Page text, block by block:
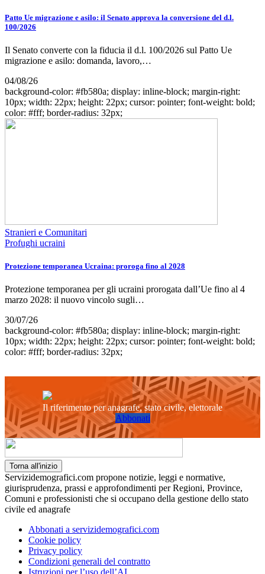
Patto Ue migrazione e asilo: il Senato approva la conversione del d.l.
100/2026
Il Senato converte con la fiducia il d.l. 100/2026 sul Patto Ue
migrazione e asilo: domanda, lavoro,…
04/08/26
background-color: #fb580a; display: inline-block; margin-right:
10px; width: 22px; height: 22px; cursor: pointer; font-weight: bold;
color: #fff; border-radius: 32px;
Stranieri e Comunitari
Profughi ucraini
Protezione temporanea Ucraina: proroga fino al 2028
Protezione temporanea per gli ucraini prorogata dall’Ue fino al 4
marzo 2028: il nuovo vincolo sugli…
30/07/26
background-color: #fb580a; display: inline-block; margin-right:
10px; width: 22px; height: 22px; cursor: pointer; font-weight: bold;
color: #fff; border-radius: 32px;
Il riferimento per anagrafe, stato civile, elettorale
Abbonati
Torna all'inizio
Servizidemografici.com propone notizie, leggi e normative,
giurisprudenza, prassi e approfondimenti per Regioni, Province,
Comuni e professionisti che si occupano della gestione dello stato
civile ed anagrafe
Abbonati a servizidemografici.com
Cookie policy
Privacy policy
Condizioni generali del contratto